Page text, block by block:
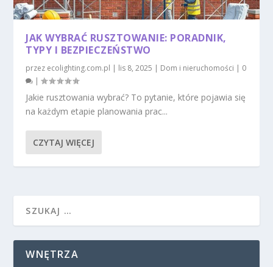
JAK WYBRAĆ RUSZTOWANIE: PORADNIK,
TYPY I BEZPIECZEŃSTWO
przez ecolighting.com.pl | lis 8, 2025 | Dom i nieruchomości | 0
|
Jakie rusztowania wybrać? To pytanie, które pojawia się
na każdym etapie planowania prac...
CZYTAJ WIĘCEJ
WNĘTRZA